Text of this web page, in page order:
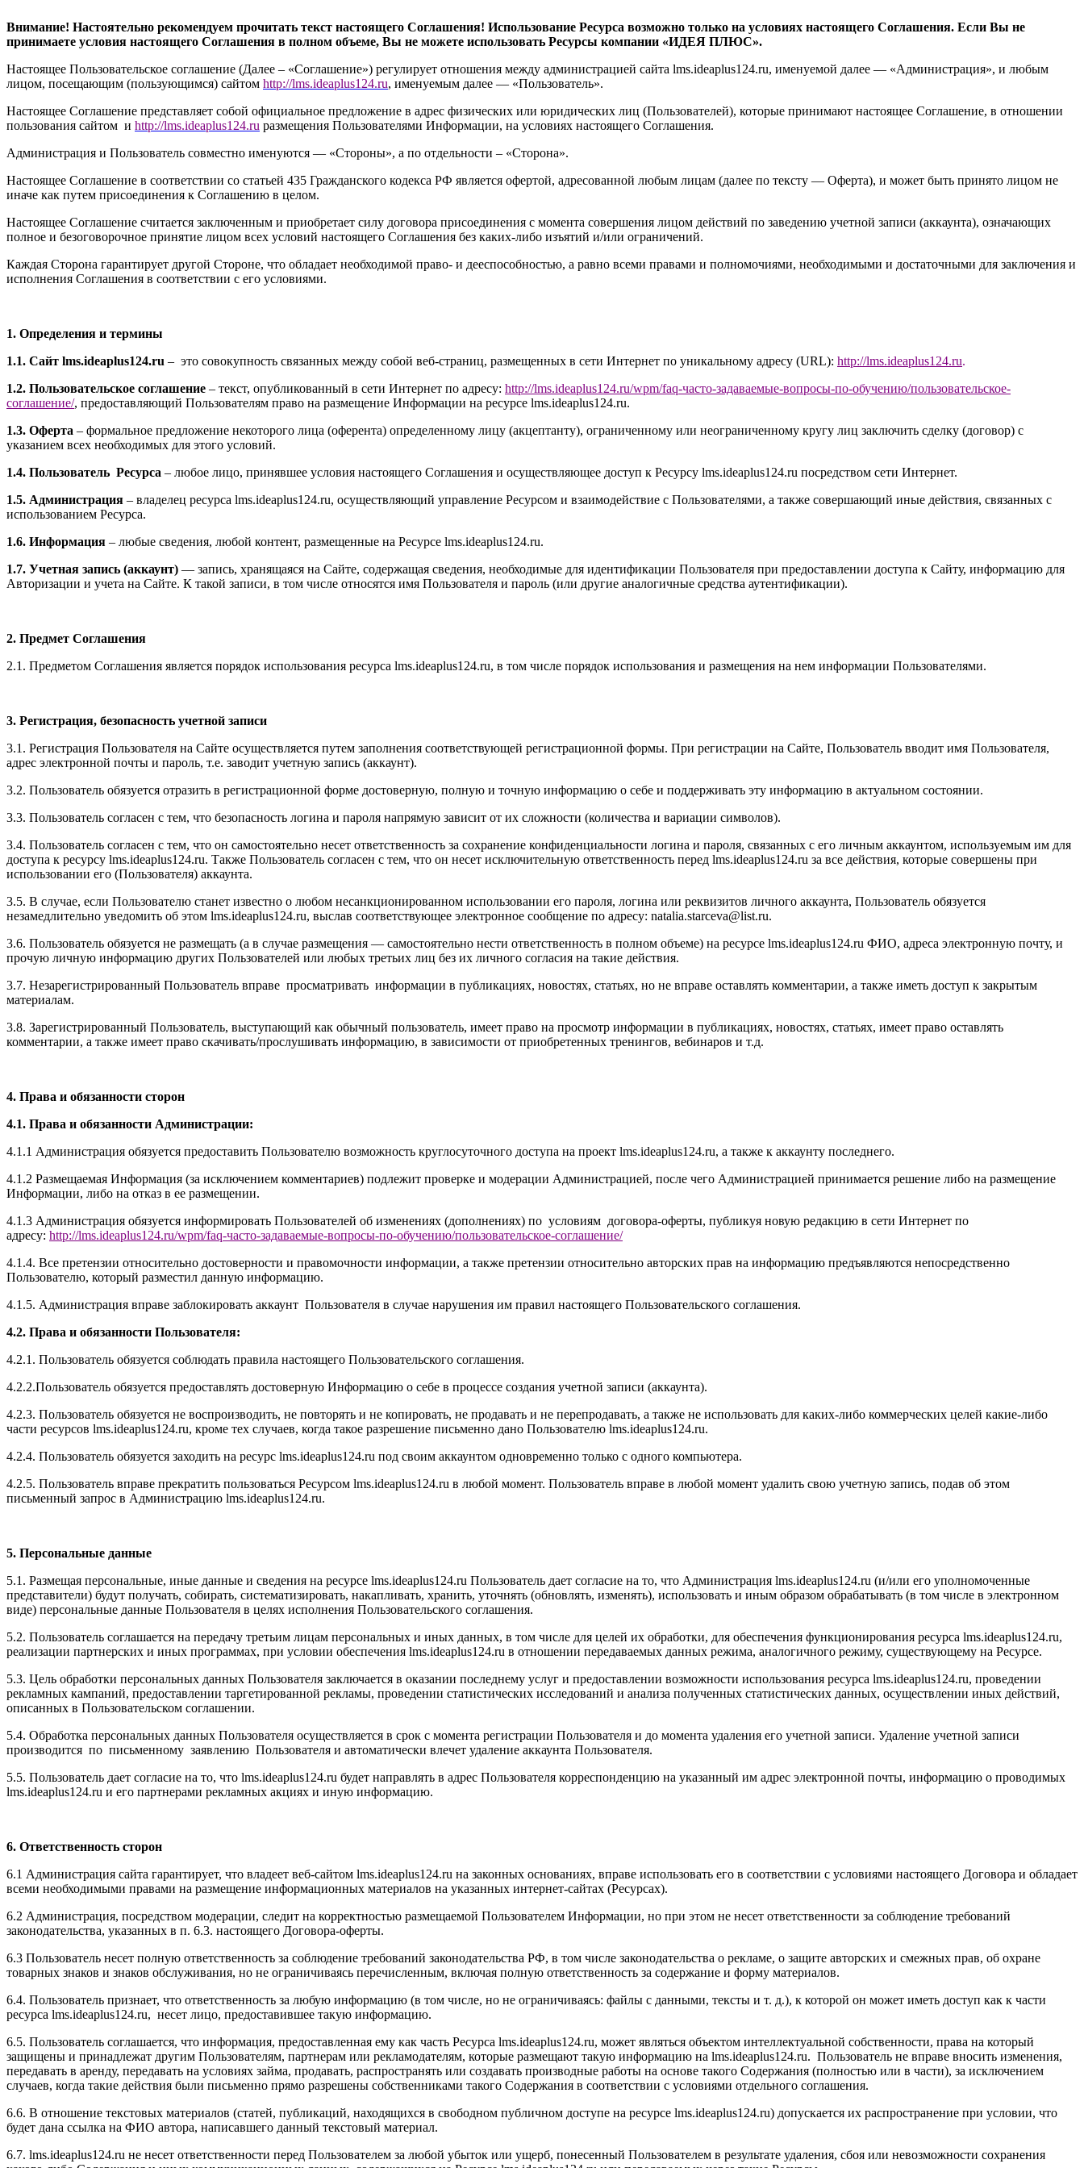
Внимание! Настоятельно рекомендуем прочитать текст настоящего Соглашения! Использование Ресурса возможно только на условиях настоящего Соглашения. Если Вы не
принимаете условия настоящего Соглашения в полном объеме, Вы не можете использовать Ресурсы компании «ИДЕЯ ПЛЮС».
Настоящее Пользовательское соглашение (Далее – «Соглашение») регулирует отношения между администрацией сайта lms.ideaplus124.ru, именуемой далее — «Администрация», и любым
лицом, посещающим (пользующимся) сайтом http://lms.ideaplus124.ru, именуемым далее — «Пользователь».
Настоящее Соглашение представляет собой официальное предложение в адрес физических или юридических лиц (Пользователей), которые принимают настоящее Соглашение, в отношении
пользования сайтом и http://lms.ideaplus124.ru размещения Пользователями Информации, на условиях настоящего Соглашения.
Администрация и Пользователь совместно именуются — «Стороны», а по отдельности – «Сторона».
Настоящее Соглашение в соответствии со статьей 435 Гражданского кодекса РФ является офертой, адресованной любым лицам (далее по тексту — Оферта), и может быть принято лицом не
иначе как путем присоединения к Соглашению в целом.
Настоящее Соглашение считается заключенным и приобретает силу договора присоединения с момента совершения лицом действий по заведению учетной записи (аккаунта), означающих
полное и безоговорочное принятие лицом всех условий настоящего Соглашения без каких-либо изъятий и/или ограничений.
Каждая Сторона гарантирует другой Стороне, что обладает необходимой право- и дееспособностью, а равно всеми правами и полномочиями, необходимыми и достаточными для заключения и
исполнения Соглашения в соответствии с его условиями.
1. Определения и термины
1.1. Сайт lms.ideaplus124.ru – это совокупность связанных между собой веб-страниц, размещенных в сети Интернет по уникальному адресу (URL): http://lms.ideaplus124.ru.
1.2. Пользовательское соглашение – текст, опубликованный в сети Интернет по адресу: http://lms.ideaplus124.ru/wpm/faq-часто-задаваемые-вопросы-по-обучению/пользовательское-
соглашение/, предоставляющий Пользователям право на размещение Информации на ресурсе lms.ideaplus124.ru.
1.3. Оферта – формальное предложение некоторого лица (оферента) определенному лицу (акцептанту), ограниченному или неограниченному кругу лиц заключить сделку (договор) с
указанием всех необходимых для этого условий.
1.4. Пользователь Ресурса – любое лицо, принявшее условия настоящего Соглашения и осуществляющее доступ к Ресурсу lms.ideaplus124.ru посредством сети Интернет.
1.5. Администрация – владелец ресурса lms.ideaplus124.ru, осуществляющий управление Ресурсом и взаимодействие с Пользователями, а также совершающий иные действия, связанных с
использованием Ресурса.
1.6. Информация – любые сведения, любой контент, размещенные на Ресурсе lms.ideaplus124.ru.
1.7. Учетная запись (аккаунт) — запись, хранящаяся на Сайте, содержащая сведения, необходимые для идентификации Пользователя при предоставлении доступа к Сайту, информацию для
Авторизации и учета на Сайте. К такой записи, в том числе относятся имя Пользователя и пароль (или другие аналогичные средства аутентификации).
2. Предмет Соглашения
2.1. Предметом Соглашения является порядок использования ресурса lms.ideaplus124.ru, в том числе порядок использования и размещения на нем информации Пользователями.
3. Регистрация, безопасность учетной записи
3.1. Регистрация Пользователя на Сайте осуществляется путем заполнения соответствующей регистрационной формы. При регистрации на Сайте, Пользователь вводит имя Пользователя,
адрес электронной почты и пароль, т.е. заводит учетную запись (аккаунт).
3.2. Пользователь обязуется отразить в регистрационной форме достоверную, полную и точную информацию о себе и поддерживать эту информацию в актуальном состоянии.
3.3. Пользователь согласен с тем, что безопасность логина и пароля напрямую зависит от их сложности (количества и вариации символов).
3.4. Пользователь согласен с тем, что он самостоятельно несет ответственность за сохранение конфиденциальности логина и пароля, связанных с его личным аккаунтом, используемым им для
доступа к ресурсу lms.ideaplus124.ru. Также Пользователь согласен с тем, что он несет исключительную ответственность перед lms.ideaplus124.ru за все действия, которые совершены при
использовании его (Пользователя) аккаунта.
3.5. В случае, если Пользователю станет известно о любом несанкционированном использовании его пароля, логина или реквизитов личного аккаунта, Пользователь обязуется
незамедлительно уведомить об этом lms.ideaplus124.ru, выслав соответствующее электронное сообщение по адресу: natalia.starceva@list.ru.
3.6. Пользователь обязуется не размещать (а в случае размещения — самостоятельно нести ответственность в полном объеме) на ресурсе lms.ideaplus124.ru ФИО, адреса электронную почту, и
прочую личную информацию других Пользователей или любых третьих лиц без их личного согласия на такие действия.
3.7. Незарегистрированный Пользователь вправе просматривать информации в публикациях, новостях, статьях, но не вправе оставлять комментарии, а также иметь доступ к закрытым
материалам.
3.8. Зарегистрированный Пользователь, выступающий как обычный пользователь, имеет право на просмотр информации в публикациях, новостях, статьях, имеет право оставлять
комментарии, а также имеет право скачивать/прослушивать информацию, в зависимости от приобретенных тренингов, вебинаров и т.д.
4. Права и обязанности сторон
4.1. Права и обязанности Администрации:
4.1.1 Администрация обязуется предоставить Пользователю возможность круглосуточного доступа на проект lms.ideaplus124.ru, а также к аккаунту последнего.
4.1.2 Размещаемая Информация (за исключением комментариев) подлежит проверке и модерации Администрацией, после чего Администрацией принимается решение либо на размещение
Информации, либо на отказ в ее размещении.
4.1.3 Администрация обязуется информировать Пользователей об изменениях (дополнениях) по условиям договора-оферты, публикуя новую редакцию в сети Интернет по
адресу: http://lms.ideaplus124.ru/wpm/faq-часто-задаваемые-вопросы-по-обучению/пользовательское-соглашение/
4.1.4. Все претензии относительно достоверности и правомочности информации, а также претензии относительно авторских прав на информацию предъявляются непосредственно
Пользователю, который разместил данную информацию.
4.1.5. Администрация вправе заблокировать аккаунт Пользователя в случае нарушения им правил настоящего Пользовательского соглашения.
4.2. Права и обязанности Пользователя:
4.2.1. Пользователь обязуется соблюдать правила настоящего Пользовательского соглашения.
4.2.2.Пользователь обязуется предоставлять достоверную Информацию о себе в процессе создания учетной записи (аккаунта).
4.2.3. Пользователь обязуется не воспроизводить, не повторять и не копировать, не продавать и не перепродавать, а также не использовать для каких-либо коммерческих целей какие-либо
части ресурсов lms.ideaplus124.ru, кроме тех случаев, когда такое разрешение письменно дано Пользователю lms.ideaplus124.ru.
4.2.4. Пользователь обязуется заходить на ресурс lms.ideaplus124.ru под своим аккаунтом одновременно только с одного компьютера.
4.2.5. Пользователь вправе прекратить пользоваться Ресурсом lms.ideaplus124.ru в любой момент. Пользователь вправе в любой момент удалить свою учетную запись, подав об этом
письменный запрос в Администрацию lms.ideaplus124.ru.
5. Персональные данные
5.1. Размещая персональные, иные данные и сведения на ресурсе lms.ideaplus124.ru Пользователь дает согласие на то, что Администрация lms.ideaplus124.ru (и/или его уполномоченные
представители) будут получать, собирать, систематизировать, накапливать, хранить, уточнять (обновлять, изменять), использовать и иным образом обрабатывать (в том числе в электронном
виде) персональные данные Пользователя в целях исполнения Пользовательского соглашения.
5.2. Пользователь соглашается на передачу третьим лицам персональных и иных данных, в том числе для целей их обработки, для обеспечения функционирования ресурса lms.ideaplus124.ru,
реализации партнерских и иных программах, при условии обеспечения lms.ideaplus124.ru в отношении передаваемых данных режима, аналогичного режиму, существующему на Ресурсе.
5.3. Цель обработки персональных данных Пользователя заключается в оказании последнему услуг и предоставлении возможности использования ресурса lms.ideaplus124.ru, проведении
рекламных кампаний, предоставлении таргетированной рекламы, проведении статистических исследований и анализа полученных статистических данных, осуществлении иных действий,
описанных в Пользовательском соглашении.
5.4. Обработка персональных данных Пользователя осуществляется в срок с момента регистрации Пользователя и до момента удаления его учетной записи. Удаление учетной записи
производится по письменному заявлению Пользователя и автоматически влечет удаление аккаунта Пользователя.
5.5. Пользователь дает согласие на то, что lms.ideaplus124.ru будет направлять в адрес Пользователя корреспонденцию на указанный им адрес электронной почты, информацию о проводимых
lms.ideaplus124.ru и его партнерами рекламных акциях и иную информацию.
6. Ответственность сторон
6.1 Администрация сайта гарантирует, что владеет веб-сайтом lms.ideaplus124.ru на законных основаниях, вправе использовать его в соответствии с условиями настоящего Договора и обладает
всеми необходимыми правами на размещение информационных материалов на указанных интернет-сайтах (Ресурсах).
6.2 Администрация, посредством модерации, следит на корректностью размещаемой Пользователем Информации, но при этом не несет ответственности за соблюдение требований
законодательства, указанных в п. 6.3. настоящего Договора-оферты.
6.3 Пользователь несет полную ответственность за соблюдение требований законодательства РФ, в том числе законодательства о рекламе, о защите авторских и смежных прав, об охране
товарных знаков и знаков обслуживания, но не ограничиваясь перечисленным, включая полную ответственность за содержание и форму материалов.
6.4. Пользователь признает, что ответственность за любую информацию (в том числе, но не ограничиваясь: файлы с данными, тексты и т. д.), к которой он может иметь доступ как к части
ресурса lms.ideaplus124.ru, несет лицо, предоставившее такую информацию.
6.5. Пользователь соглашается, что информация, предоставленная ему как часть Ресурса lms.ideaplus124.ru, может являться объектом интеллектуальной собственности, права на который
защищены и принадлежат другим Пользователям, партнерам или рекламодателям, которые размещают такую информацию на lms.ideaplus124.ru. Пользователь не вправе вносить изменения,
передавать в аренду, передавать на условиях займа, продавать, распространять или создавать производные работы на основе такого Содержания (полностью или в части), за исключением
случаев, когда такие действия были письменно прямо разрешены собственниками такого Содержания в соответствии с условиями отдельного соглашения.
6.6. В отношение текстовых материалов (статей, публикаций, находящихся в свободном публичном доступе на ресурсе lms.ideaplus124.ru) допускается их распространение при условии, что
будет дана ссылка на ФИО автора, написавшего данный текстовый материал.
6.7. lms.ideaplus124.ru не несет ответственности перед Пользователем за любой убыток или ущерб, понесенный Пользователем в результате удаления, сбоя или невозможности сохранения